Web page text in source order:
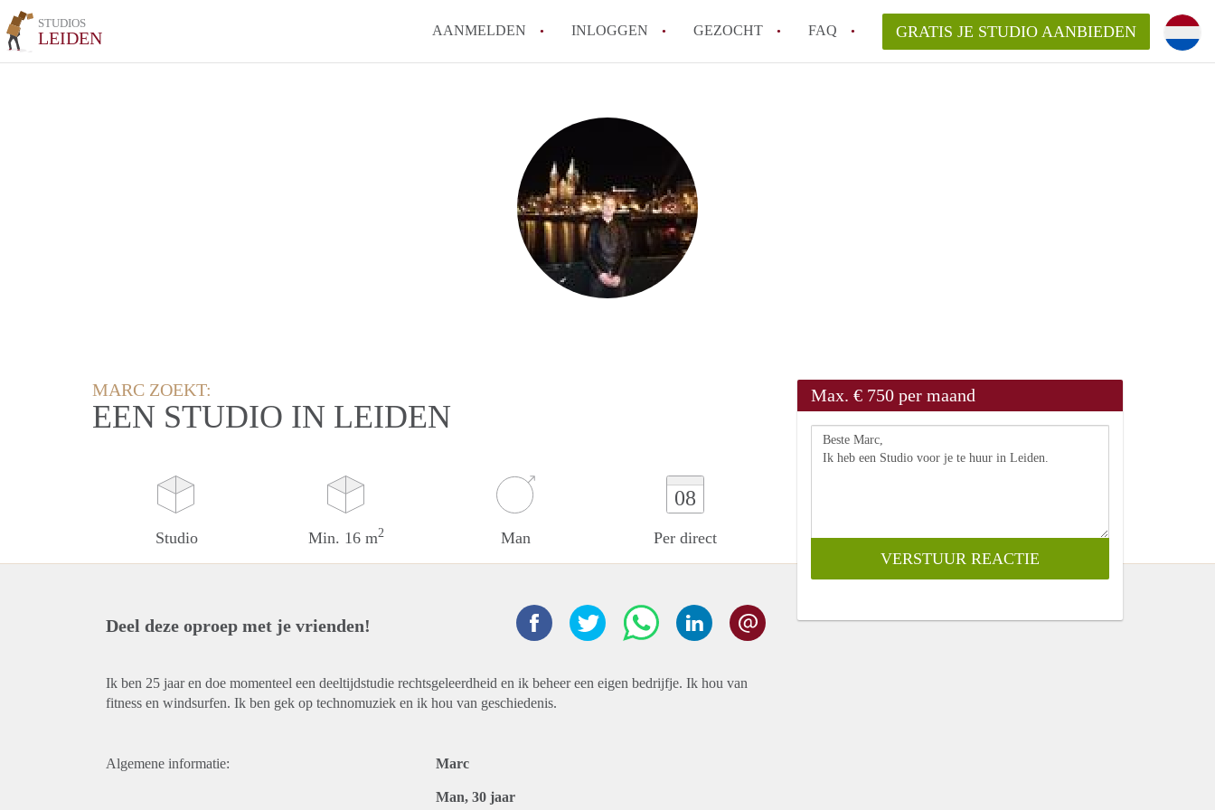
STUDIOS
LEIDEN AANMELDEN INLOGGEN GEZOCHT FAQ
Hoeveel kost het om te reageren op een Studio in Leiden?
Wat is de privacyverklaring van StudiosLeiden?
Berekent StudiosLeiden makelaarsvergoeding/bemiddelingsvergoeding?
Alle veelgestelde vragen
GRATIS JE STUDIO AANBIEDEN
MARC ZOEKT:
EEN STUDIO IN LEIDEN
Studio Min. 16 m2 Man
08
Per direct
Max. € 750 per maand
Deel deze oproep met je vrienden!
Ik ben 25 jaar en doe momenteel een deeltijdstudie rechtsgeleerdheid en ik beheer een eigen bedrijfje. Ik hou van
fitness en windsurfen. Ik ben gek op technomuziek en ik hou van geschiedenis.
Algemene informatie: Marc
Man, 30 jaar